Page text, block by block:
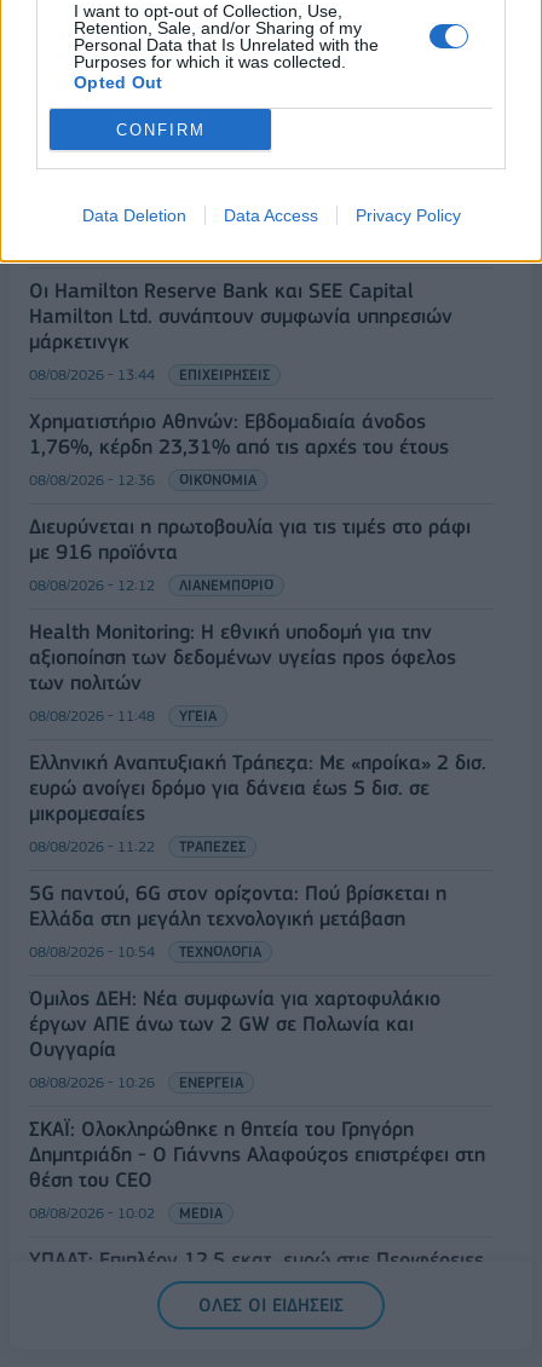
I want to opt-out of Collection, Use,
Retention, Sale, and/or Sharing of my
Personal Data that Is Unrelated with the
Purposes for which it was collected.
Opted Out
CONFIRM
Data Deletion Data Access Privacy Policy
ΡΟΗ ΕΙΔΗΣΕΩΝ
από τον e-ΕΦΚΑ και τη ΔΥΠΑ έως τις 14 Αυγούστου
Οι Hamilton Reserve Bank και SEE Capital
Hamilton Ltd. συνάπτουν συμφωνία υπηρεσιών
μάρκετινγκ
08/08/2026 - 13:44 ΕΠΙΧΕΙΡΗΣΕΙΣ
Χρηματιστήριο Αθηνών: Εβδομαδιαία άνοδος
1,76%, κέρδη 23,31% από τις αρχές του έτους
08/08/2026 - 12:36 ΟΙΚΟΝΟΜΙΑ
Διευρύνεται η πρωτοβουλία για τις τιμές στο ράφι
με 916 προϊόντα
08/08/2026 - 12:12 ΛΙΑΝΕΜΠΟΡΙΟ
Health Monitoring: Η εθνική υποδομή για την
αξιοποίηση των δεδομένων υγείας προς όφελος
των πολιτών
08/08/2026 - 11:48 ΥΓΕΙΑ
Ελληνική Αναπτυξιακή Τράπεζα: Με «προίκα» 2 δισ.
ευρώ ανοίγει δρόμο για δάνεια έως 5 δισ. σε
μικρομεσαίες
08/08/2026 - 11:22 ΤΡΑΠΕΖΕΣ
5G παντού, 6G στον ορίζοντα: Πού βρίσκεται η
Ελλάδα στη μεγάλη τεχνολογική μετάβαση
08/08/2026 - 10:54 ΤΕΧΝΟΛΟΓΙΑ
Όμιλος ΔΕΗ: Νέα συμφωνία για χαρτοφυλάκιο
έργων ΑΠΕ άνω των 2 GW σε Πολωνία και
Ουγγαρία
08/08/2026 - 10:26 ΕΝΕΡΓΕΙΑ
ΣΚΑΪ: Ολοκληρώθηκε η θητεία του Γρηγόρη
Δημητριάδη - Ο Γιάννης Αλαφούζος επιστρέφει στη
θέση του CEO
08/08/2026 - 10:02 MEDIA
ΥΠΑΑΤ: Επιπλέον 12,5 εκατ. ευρώ στις Περιφέρειες
για την ενίσχυση της βιοασφάλειας
07/08/2026 - 17:02 ΟΙΚΟΝΟΜΙΑ
ΟΛΕΣ ΟΙ ΕΙΔΗΣΕΙΣ